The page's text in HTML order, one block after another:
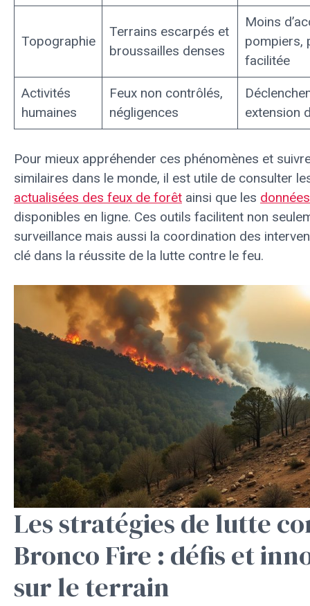
Topographie
Terrains escarpés et
broussailles denses
Moins
pompiers,
facilitée
Activités
humaines
Feux non contrôlés,
négligences
extension
Pour mieux appréhender ces phénomènes et
similaires dans le monde, il est utile de consulter
actualisées des feux de forêt ainsi que les
disponibles en ligne. Ces outils facilitent non
surveillance mais aussi la coordination des
clé dans la réussite de la lutte contre le feu.
Les stratégies de lutte
Bronco Fire : défis et
sur le terrain